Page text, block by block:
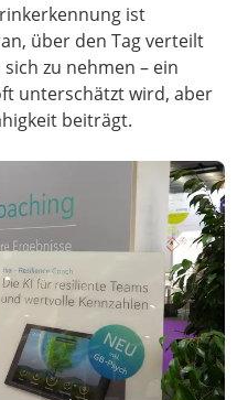
ist
über den Tag verteilt
zu nehmen – ein
unterschätzt wird, aber
beiträgt.